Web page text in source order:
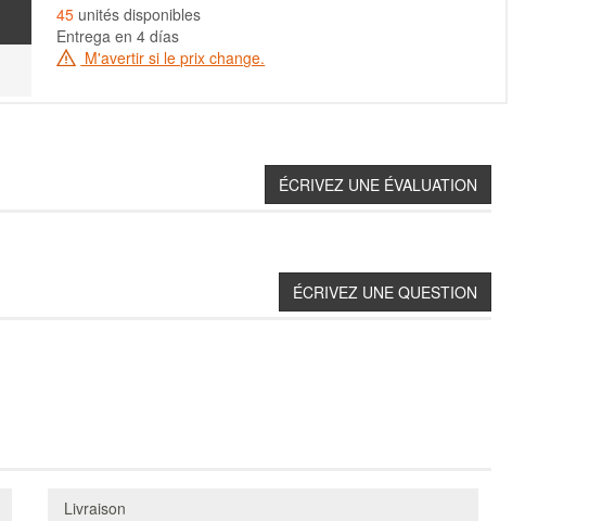
45 unités disponibles
Entrega en 4 días
M'avertir si le prix change.
Livraison